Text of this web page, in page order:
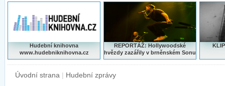
Hudební knihovna
www.hudebniknihovna.cz
REPORTÁŽ: Hollywoodské
hvězdy zazářily v brněnském Sonu
Úvodní strana | Hudební zprávy